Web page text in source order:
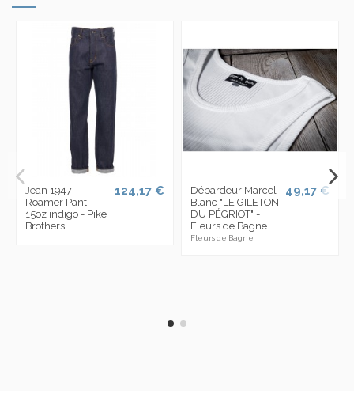
Jean 1947
Roamer Pant
15oz indigo - Pike
Brothers
124,17 €
Débardeur Marcel
Blanc "LE GILETON
DU PÉGRIOT" -
Fleurs de Bagne
Fleurs de Bagne
49,17 €